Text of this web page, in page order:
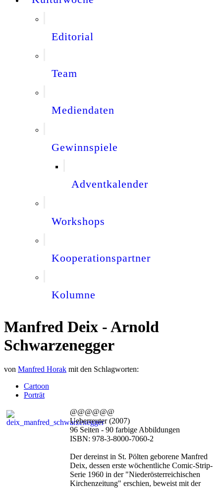
Editorial
Team
Mediendaten
Gewinnspiele
Adventkalender
Workshops
Kooperationspartner
Kolumne
Manfred Deix - Arnold
Schwarzenegger
von Manfred Horak mit den Schlagworten:
Cartoon
Porträt
@@@@@@
Ueberreuter (2007)
96 Seiten - 90 farbige Abbildungen
ISBN: 978-3-8000-7060-2
Der dereinst in St. Pölten geborene Manfred
Deix, dessen erste wöchentliche Comic-Strip-
Serie 1960 in der "Niederösterreichischen
Kirchenzeitung" erschien, beweist mit der